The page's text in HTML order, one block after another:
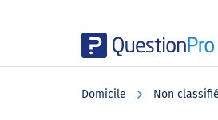
Domicile Non